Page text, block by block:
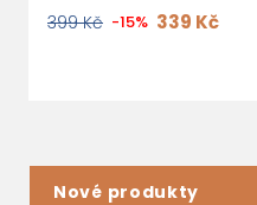
399 Kč -15% 339 Kč
Nové produkty